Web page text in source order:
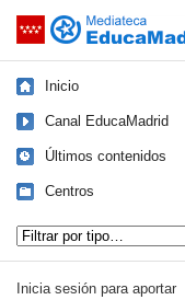
Saltar navegación
Inicio
Canal EducaMadrid
Últimos contenidos
Centros
Inicia sesión para aportar